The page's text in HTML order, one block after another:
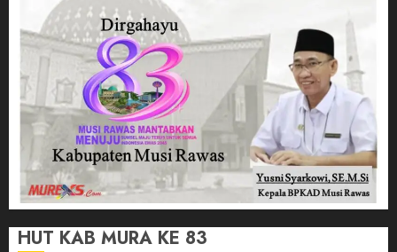
HUT KAB MURA KE 83